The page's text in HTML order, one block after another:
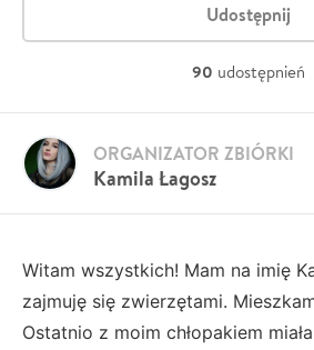
Udostępnij
90 udostępnień
Kamila Łagosz
ORGANIZATOR ZBIÓRKI
Witam wszystkich! Mam na imię
zajmuję się zwierzętami.
Ostatnio z moim chłopakiem